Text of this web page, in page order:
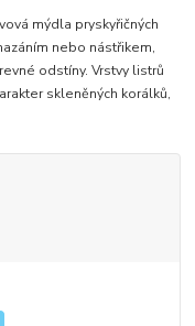
mýdla pryskyřičných
nebo nástřikem,
odstíny. Vrstvy listrů
skleněných korálků,